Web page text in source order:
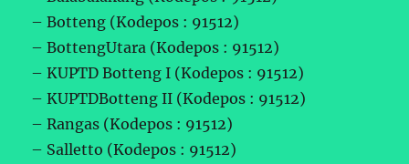
– Botteng (Kodepos : 91512)
– BottengUtara (Kodepos : 91512)
– KUPTD Botteng I (Kodepos : 91512)
– KUPTDBotteng II (Kodepos : 91512)
– Rangas (Kodepos : 91512)
– Salletto (Kodepos : 91512)